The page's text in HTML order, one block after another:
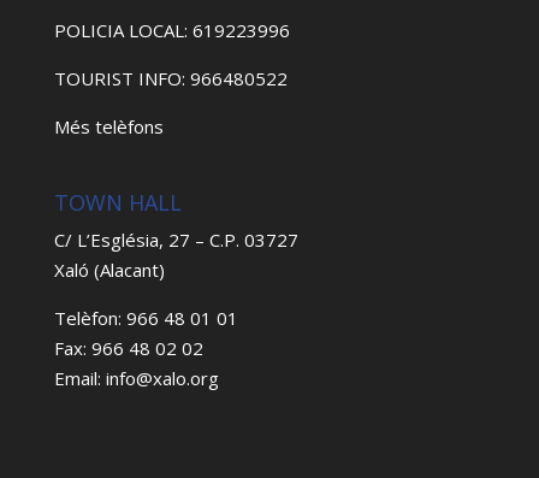
POLICIA LOCAL: 619223996
TOURIST INFO: 966480522
Més telèfons
TOWN HALL
C/ L’Església, 27 – C.P. 03727
Xaló (Alacant)
Telèfon: 966 48 01 01
Fax: 966 48 02 02
Email: info@xalo.org